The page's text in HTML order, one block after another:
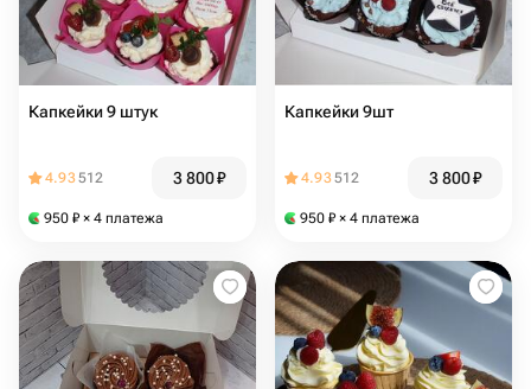
Капкейки 9 штук
4.93512 3 800₽
950 ₽ × 4 платежа
Капкейки 9шт
4.93512 3 800₽
950 ₽ × 4 платежа